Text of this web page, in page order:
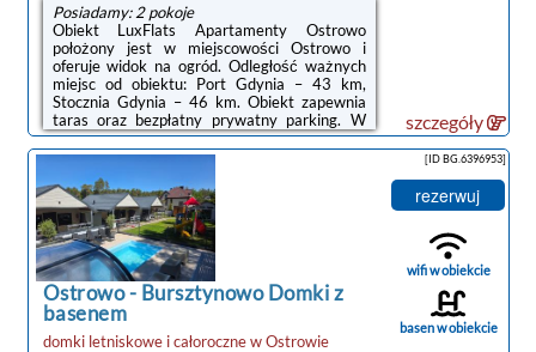
Posiadamy: 2 pokoje
Obiekt LuxFlats Apartamenty Ostrowo
położony jest w miejscowości Ostrowo i
oferuje widok na ogród. Odległość ważnych
miejsc od obiektu: Port Gdynia – 43 km,
Stocznia Gdynia – 46 km. Obiekt zapewnia
taras oraz bezpłatny prywatny parking. W
okolicy w odległości 2,1 km znajduje się Plaża
w Ostrowie.W apartamencie z 1 sypialnią
zapewniono salon z telewizorem z płaskim
ekranem, aneks kuchenny z pełnym
wyposażeniem oraz łazienkę (1).Odległość
ważnych miejsc od obiektu: Dworzec PKP
Gdynia Główna – 46 km, Centrum handlowe
Batory – 47 km. Lotnisko Lotnisko Gdańsk-
Rębiechowo ...
szczegóły
Ostrowo- Bursztynowo Domki z
basenem
domki letniskowe i całorocznewOstrowie
[ID BG.6396953]
rezerwuj
wifi w obiekcie
basen w obiekcie